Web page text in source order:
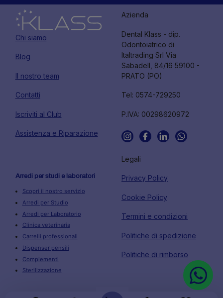
Chi siamo
Blog
Il nostro team
Contatti
Iscriviti al Club
Assistenza e Riparazione
Azienda
Dental Klass - dip.
Odontoiatrico di
Italtrading Srl Via
Sabadell, 84/16 59100 -
PRATO (PO)
Tel: 0574-729250
P.IVA: 00298620972
Arredi per studi e laboratori
Scopri il nostro servizio
Arredi per Studio
Arredi per Laboratorio
Clinica veterinaria
Carrelli professionali
Dispenser pensili
Complementi
Sterilizzazione
Legali
Privacy Policy
Cookie Policy
Termini e condizioni
Politiche di spedizione
Politiche di rimborso